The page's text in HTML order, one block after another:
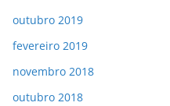
outubro 2019
fevereiro 2019
novembro 2018
outubro 2018